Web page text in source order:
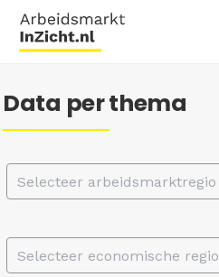
Data per thema
Selecteer arbeidsmarktregio
Selecteer economische regio